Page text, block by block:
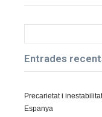
Entrades
Precarietat i
Espanya